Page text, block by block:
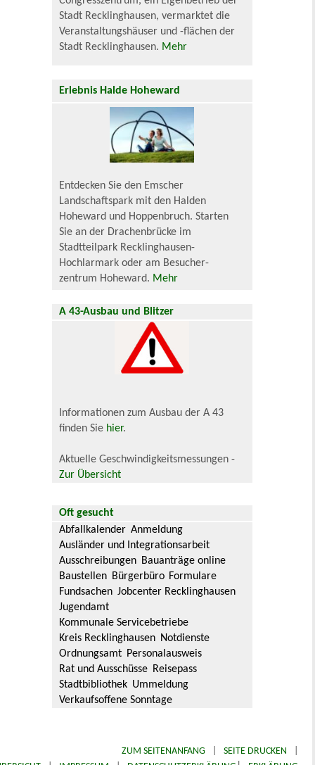
Stadt Recklinghausen, vermarktet die
Veranstaltungshäuser und -flächen der
Stadt Recklinghausen. Mehr
Erlebnis Halde Hoheward
Entdecken Sie den Emscher
Landschaftspark mit den Halden
Hoheward und Hoppenbruch. Starten
Sie an der Drachenbrücke im
Stadtteilpark Recklinghausen-
Hochlarmark oder am Besucher-
zentrum Hoheward. Mehr
A 43-Ausbau und Blitzer
Informationen zum Ausbau der A 43
finden Sie hier.
Aktuelle Geschwindigkeitsmessungen -
Zur Übersicht
Oft gesucht
Abfallkalender Anmeldung
Ausländer und Integrationsarbeit
Ausschreibungen Bauanträge online
Baustellen Bürgerbüro Formulare
Fundsachen Jobcenter Recklinghausen
Jugendamt
Kommunale Servicebetriebe
Kreis Recklinghausen Notdienste
Ordnungsamt Personalausweis
Rat und Ausschüsse Reisepass
Stadtbibliothek Ummeldung
Verkaufsoffene Sonntage
ZUM SEITENANFANG SEITE DRUCKEN